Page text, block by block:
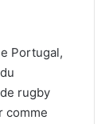
Portugal,
rugby
comme